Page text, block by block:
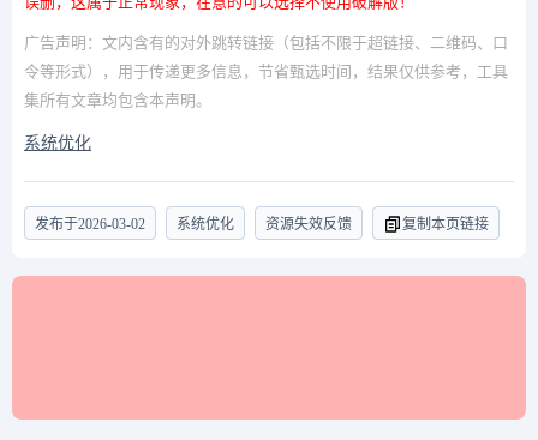
广告声明：文内含有的对外跳转链接（包括不限于超链接、二维码、口
令等形式），用于传递更多信息，节省甄选时间，结果仅供参考，工具
集所有文章均包含本声明。
系统优化
发布于2026-03-02 系统优化 资源失效反馈 复制本页链接